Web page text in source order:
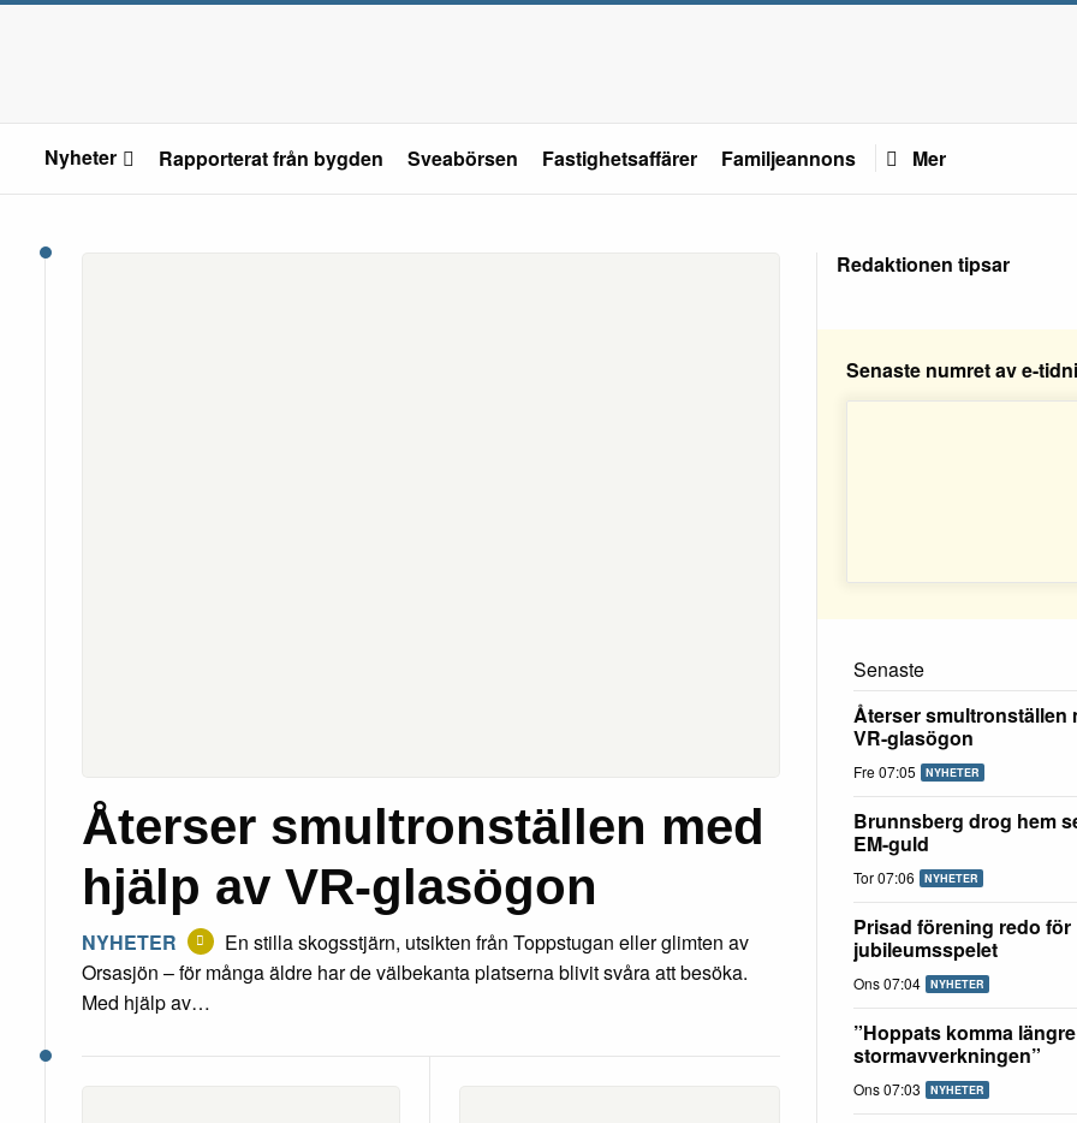
Nyheter Rapporterat från bygden Sveabörsen Fastighetsaffärer Familjeannons Mer
Återser smultronställen med
hjälp av VR-glasögon
NYHETER
En stilla skogsstjärn, utsikten från Toppstugan eller glimten av
Orsasjön – för många äldre har de välbekanta platserna blivit svåra att besöka.
Med hjälp av…
Redaktionen tipsar
Senaste numret av e-
Senaste
Återser smultronställen
VR-glasögon
Fre 07:05 NYHETER
Brunnsberg drog hem
EM-guld
Tor 07:06 NYHETER
Prisad förening redo för
jubileumsspelet
Ons 07:04 NYHETER
”Hoppats komma
stormavverkningen”
Ons 07:03 NYHETER